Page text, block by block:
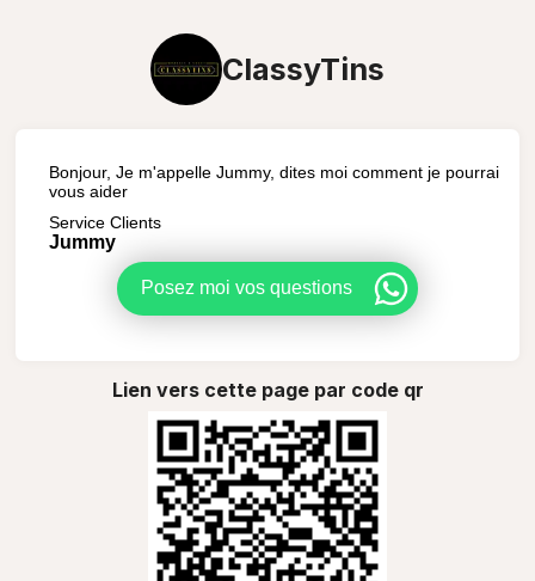
ClassyTins
Bonjour, Je m'appelle Jummy, dites moi comment je pourrai
vous aider
Service Clients
Jummy
Posez moi vos questions
Lien vers cette page par code qr